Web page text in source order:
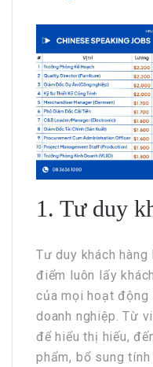
1. Tư duy
Tư duy khách
điểm luôn lấy
của mọi hoạt động
doanh nghiệp. Từ
để hiểu thị hiếu,
phẩm, bổ sung